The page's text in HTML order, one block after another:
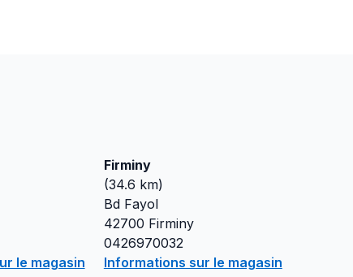
le magasin
Firminy
(34.6 km)
Bd Fayol
42700 Firminy
0426970032
Informations sur le magasin